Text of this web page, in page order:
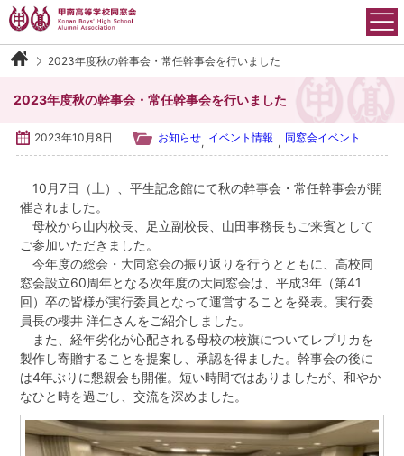
Skip
to
content
甲南高等学校同窓会について
会則
アクセス
イベント情報
各学年・クラブ同窓会
同窓生紹介
2023年度秋の幹事会・常任幹事会を行いました
2023年度秋の幹事会・常任幹事会を行いました
2023年10月8日 お知らせ, イベント情報 , 同窓会イベント
10月7日（土）、平生記念館にて秋の幹事会・常任幹事会が開
催されました。
母校から山内校長、足立副校長、山田事務長もご来賓として
ご参加いただきました。
今年度の総会・大同窓会の振り返りを行うとともに、高校同
窓会設立60周年となる次年度の大同窓会は、平成3年（第41
回）卒の皆様が実行委員となって運営することを発表。実行委
員長の櫻井 洋仁さんをご紹介しました。
また、経年劣化が心配される母校の校旗についてレプリカを
製作し寄贈することを提案し、承認を得ました。幹事会の後に
は4年ぶりに懇親会も開催。短い時間ではありましたが、和やか
なひと時を過ごし、交流を深めました。